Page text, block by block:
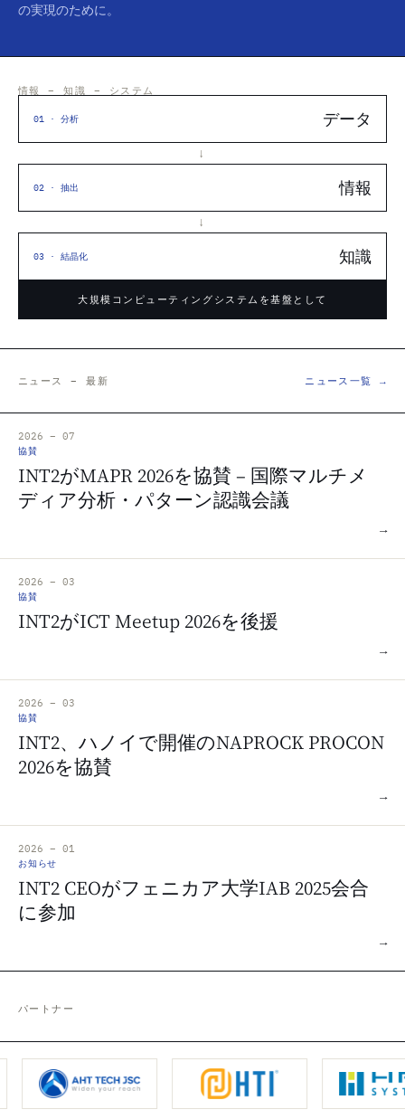
の実現のために。
情報 – 知識 – システム
01 · 分析 データ
02 · 抽出 情報
03 · 結晶化 知識
大規模コンピューティングシステムを基盤として
ニュース – 最新 ニュース一覧 →
2026 – 07
協賛
INT2がMAPR 2026を協賛 – 国際マルチメ
ディア分析・パターン認識会議
→
2026 – 03
協賛
INT2がICT Meetup 2026を後援
→
2026 – 03
協賛
INT2、ハノイで開催のNAPROCK PROCON
2026を協賛
→
2026 – 01
お知らせ
INT2 CEOがフェニカア大学IAB 2025会合
に参加
→
パートナー